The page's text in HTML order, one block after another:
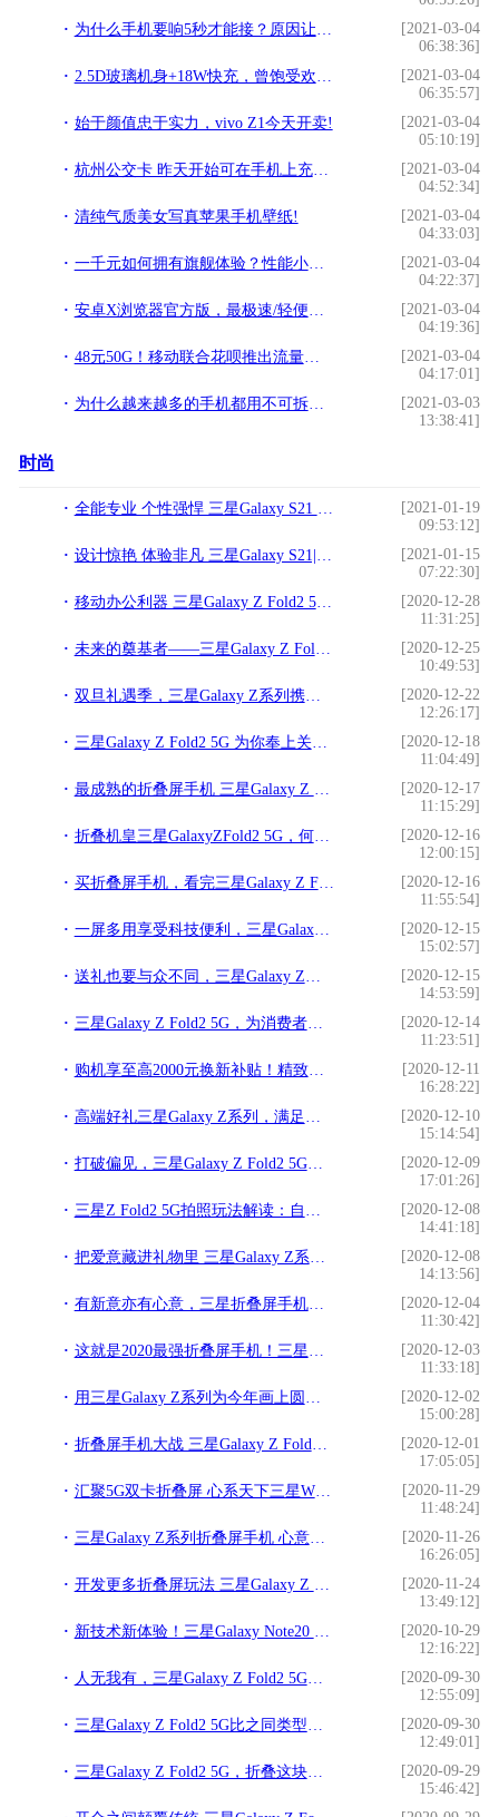
为什么手机要响5秒才能接？原因让人沉思！!
[2021-03-04
06:38:36]
2.5D玻璃机身+18W快充，曾饱受欢迎的魅族高颜值手机已降至749元!
[2021-03-04
06:35:57]
始于颜值忠于实力，vivo Z1今天开卖!
[2021-03-04
05:10:19]
杭州公交卡 昨天开始可在手机上充值啦！!
[2021-03-04
04:52:34]
清纯气质美女写真苹果手机壁纸!
[2021-03-04
04:33:03]
一千元如何拥有旗舰体验？性能小钢炮vivo Z1了解一下!
[2021-03-04
04:22:37]
安卓X浏览器官方版，最极速/轻便省流量的手机浏览器 v2.5.3!
[2021-03-04
04:19:36]
48元50G！移动联合花呗推出流量卡，老用户最实惠的套餐来啦!
[2021-03-04
04:17:01]
为什么越来越多的手机都用不可拆卸电池？!
[2021-03-03
13:38:41]
时尚
全能专业 个性强悍 三星Galaxy S21 5G系列及生态新品中国发布
[2021-01-19
09:53:12]
设计惊艳 体验非凡 三星Galaxy S21|S21+ 5G尽情释放每刻魅力
[2021-01-15
07:22:30]
移动办公利器 三星Galaxy Z Fold2 5G助力高效人生
[2020-12-28
11:31:25]
未来的奠基者——三星Galaxy Z Fold2 5G刷新行业高度
[2020-12-25
10:49:53]
双旦礼遇季，三星Galaxy Z系列携多重福利来袭
[2020-12-22
12:26:17]
三星Galaxy Z Fold2 5G 为你奉上关于生活的减法哲学
[2020-12-18
11:04:49]
最成熟的折叠屏手机 三星Galaxy Z Fold2 5G综合实力第一
[2020-12-17
11:15:29]
折叠机皇三星GalaxyZFold2 5G，何以成为年末赠礼首选？
[2020-12-16
12:00:15]
买折叠屏手机，看完三星Galaxy Z Fold2 5G再决定
[2020-12-16
11:55:54]
一屏多用享受科技便利，三星Galaxy Z Fold2 5G成年末好礼
[2020-12-15
15:02:57]
送礼也要与众不同，三星Galaxy Z系列折叠屏手机为心意助攻
[2020-12-15
14:53:59]
三星Galaxy Z Fold2 5G，为消费者率先开启折叠新时代
[2020-12-14
11:23:51]
购机享至高2000元换新补贴！精致打工人的年终礼物揭秘！
[2020-12-11
16:28:22]
高端好礼三星Galaxy Z系列，满足你对未来科技的一切想象
[2020-12-10
15:14:54]
打破偏见，三星Galaxy Z Fold2 5G开启全新高端科技体验
[2020-12-09
17:01:26]
三星Z Fold2 5G拍照玩法解读：自带“自拍杆”，黑科技满满
[2020-12-08
14:41:18]
把爱意藏进礼物里 三星Galaxy Z系列礼物指南请收好
[2020-12-08
14:13:56]
有新意亦有心意，三星折叠屏手机成表达爱意的佳选
[2020-12-04
11:30:42]
这就是2020最强折叠屏手机！三星Galaxy Z Fold2 5G诚意满满
[2020-12-03
11:33:18]
用三星Galaxy Z系列为今年画上圆满句号，让爱与温暖开启崭新的一年
[2020-12-02
15:00:28]
折叠屏手机大战 三星Galaxy Z Fold2 5G取胜的“软硬”之道
[2020-12-01
17:05:05]
汇聚5G双卡折叠屏 心系天下三星W21 5G全国震撼首销
[2020-11-29
11:48:24]
三星Galaxy Z系列折叠屏手机 心意臻选解锁冬日浪漫
[2020-11-26
16:26:05]
开发更多折叠屏玩法 三星Galaxy Z Fold2 5G“颜料”双全
[2020-11-24
13:49:12]
新技术新体验！三星Galaxy Note20 Ultra树立科技标杆
[2020-10-29
12:16:22]
人无我有，三星Galaxy Z Fold2 5G的那些亮点优势
[2020-09-30
12:55:09]
三星Galaxy Z Fold2 5G比之同类型产品如何？结果令人惊喜
[2020-09-30
12:49:01]
三星Galaxy Z Fold2 5G，折叠这块屏幕，探索未来科技
[2020-09-29
15:46:42]